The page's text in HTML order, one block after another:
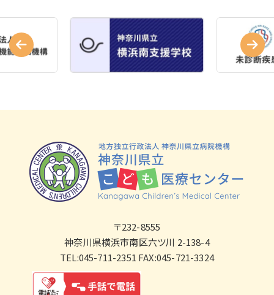
〒232-8555
神奈川県横浜市南区六ツ川 2-138-4
TEL:045-711-2351 FAX:045-721-3324